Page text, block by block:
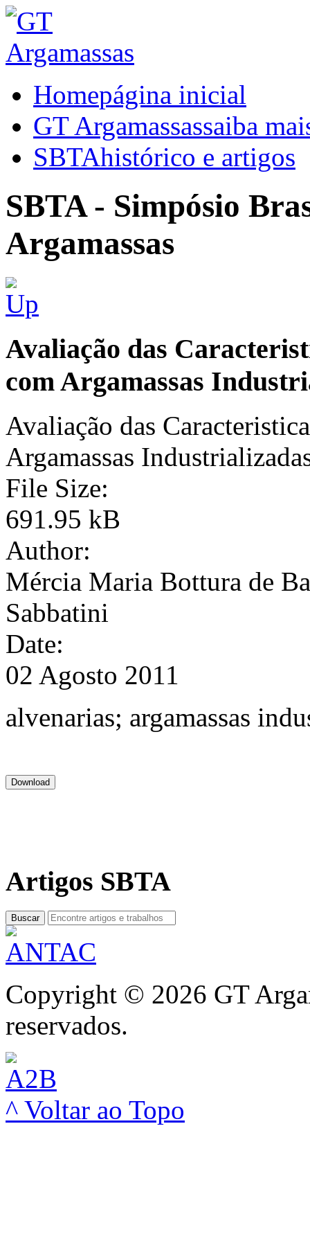
Homepágina inicial
GT Argamassassaiba
SBTAhistórico e artigos
SBTA - Simpósio
Argamassas
Avaliação das
com Argamassas
Avaliação das
Argamassas
File Size:
691.95 kB
Author:
Mércia Maria Bottura de
Sabbatini
Date:
02 Agosto 2011
alvenarias; argamassas
Artigos SBTA
Buscar
Copyright © 2026 GT
reservados.
^ Voltar ao Topo